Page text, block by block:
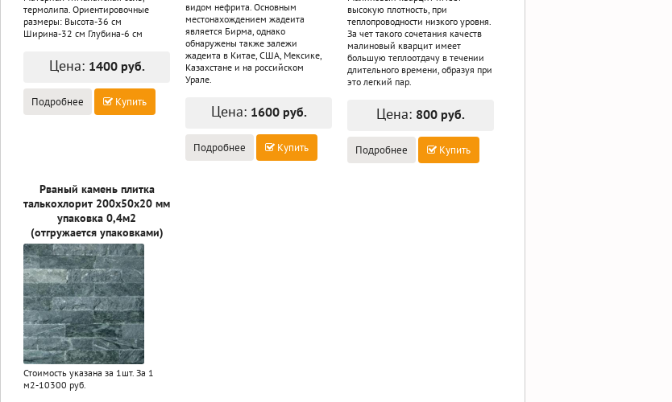
термолипа. Ориентировочные
размеры: Высота-36 см
Ширина-32 см Глубина-6 см
Цена: 1400 руб.
Подробнее Купить
видом нефрита. Основным
местонахождением жадеита
является Бирма, однако
обнаружены также залежи
жадеита в Китае, США, Мексике,
Казахстане и на российском
Урале.
Цена: 1600 руб.
Подробнее Купить
высокую плотность, при
теплопроводности низкого уровня.
За чет такого сочетания качеств
малиновый кварцит имеет
большую теплоотдачу в течении
длительного времени, образуя при
это легкий пар.
Цена: 800 руб.
Подробнее Купить
Рваный камень плитка
талькохлорит 200х50х20 мм
упаковка 0,4м2
(отгружается упаковками)
Стоимость указана за 1шт. За 1
м2-10300 руб.